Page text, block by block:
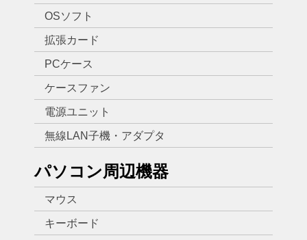
OSソフト
拡張カード
PCケース
ケースファン
電源ユニット
無線LAN子機・アダプタ
パソコン周辺機器
マウス
キーボード